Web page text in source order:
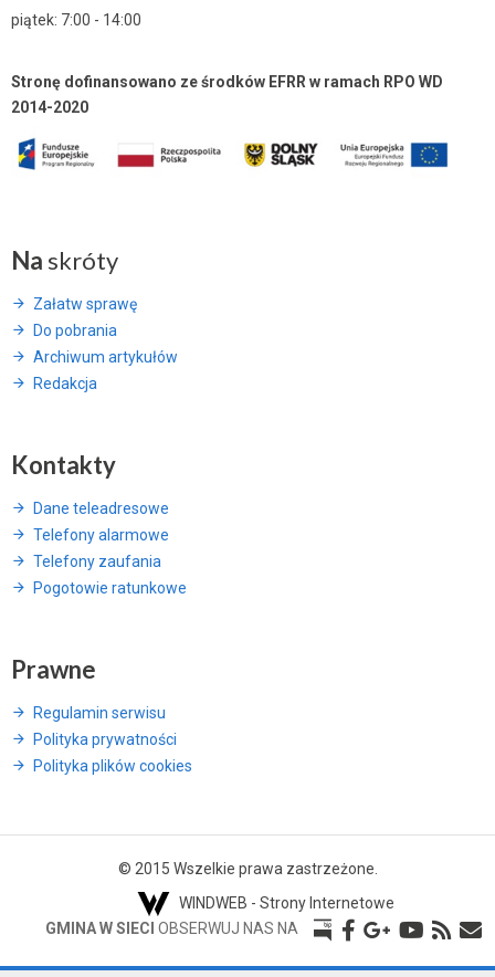
piątek: 7:00 - 14:00
Stronę dofinansowano ze środków EFRR w ramach RPO WD
2014-2020
Na skróty
Załatw sprawę
Do pobrania
Archiwum artykułów
Redakcja
Kontakty
Dane teleadresowe
Telefony alarmowe
Telefony zaufania
Pogotowie ratunkowe
Prawne
Regulamin serwisu
Polityka prywatności
Polityka plików cookies
© 2015 Wszelkie prawa zastrzeżone.
WINDWEB - Strony Internetowe
GMINA W SIECI OBSERWUJ NAS NA